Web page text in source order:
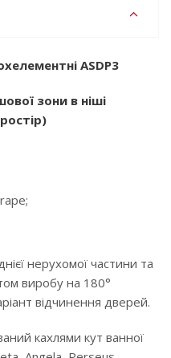
ASDP3
зони в ніші
нерухомої частини та
виробу на 180°
відчинення дверей.
кахлями кут ванної